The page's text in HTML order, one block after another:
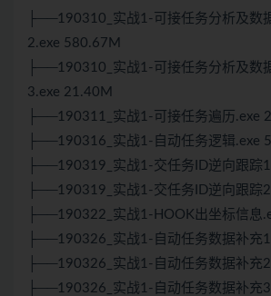
├──190310_实战1-可接任务分析及数
2.exe 580.67M
├──190310_实战1-可接任务分析及数
3.exe 21.40M
├──190311_实战1-可接任务遍历.exe
├──190316_实战1-自动任务逻辑.exe
├──190319_实战1-交任务ID逆向跟踪
├──190319_实战1-交任务ID逆向跟踪
├──190322_实战1-HOOK出坐标信息
├──190326_实战1-自动任务数据补充
├──190326_实战1-自动任务数据补充
├──190326_实战1-自动任务数据补充